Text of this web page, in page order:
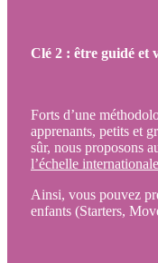
Clé 2 : être guidé et
Forts d’une
apprenants, petits et
sûr, nous proposons
l’échelle internationale
Ainsi, vous pouvez
enfants (Starters,